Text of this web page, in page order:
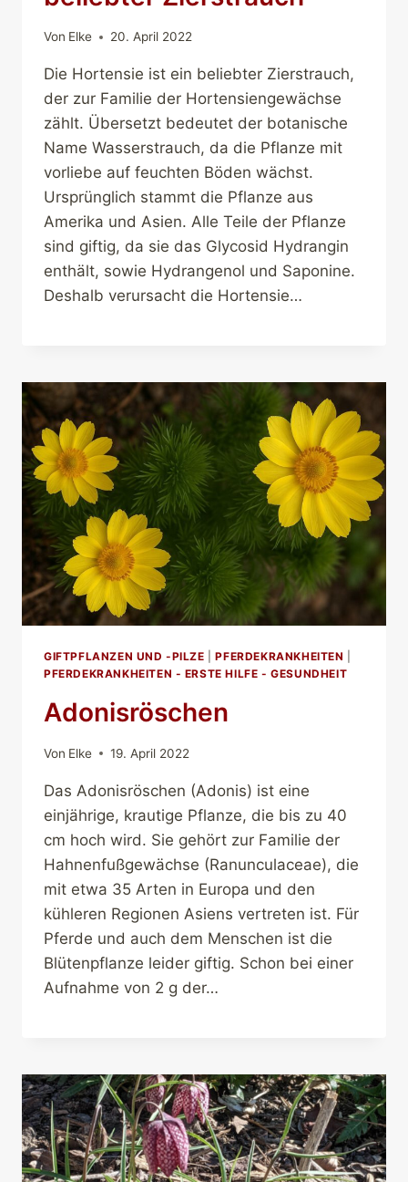
Von Elke 20. April 2022
Die Hortensie ist ein beliebter Zierstrauch,
der zur Familie der Hortensiengewächse
zählt. Übersetzt bedeutet der botanische
Name Wasserstrauch, da die Pflanze mit
vorliebe auf feuchten Böden wächst.
Ursprünglich stammt die Pflanze aus
Amerika und Asien. Alle Teile der Pflanze
sind giftig, da sie das Glycosid Hydrangin
enthält, sowie Hydrangenol und Saponine.
Deshalb verursacht die Hortensie…
GIFTPFLANZEN UND -PILZE |PFERDEKRANKHEITEN
PFERDEKRANKHEITEN - ERSTE HILFE - GESUNDHEIT
Adonisröschen
Von Elke 19. April 2022
Das Adonisröschen (Adonis) ist eine
einjährige, krautige Pflanze, die bis zu 40
cm hoch wird. Sie gehört zur Familie der
Hahnenfußgewächse (Ranunculaceae), die
mit etwa 35 Arten in Europa und den
kühleren Regionen Asiens vertreten ist. Für
Pferde und auch dem Menschen ist die
Blütenpflanze leider giftig. Schon bei einer
Aufnahme von 2 g der…